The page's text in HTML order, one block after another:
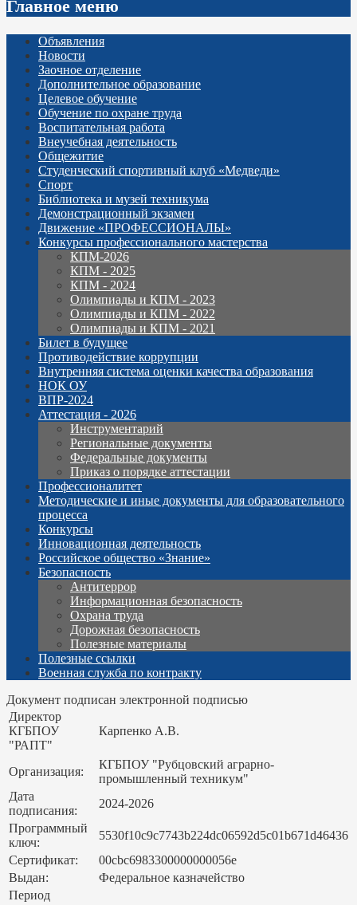
Главное меню
Объявления
Новости
Заочное отделение
Дополнительное образование
Целевое обучение
Обучение по охране труда
Воспитательная работа
Внеучебная деятельность
Общежитие
Студенческий спортивный клуб «Медведи»
Спорт
Библиотека и музей техникума
Демонстрационный экзамен
Движение «ПРОФЕССИОНАЛЫ»
Конкурсы профессионального мастерства
КПМ-2026
КПМ - 2025
КПМ - 2024
Олимпиады и КПМ - 2023
Олимпиады и КПМ - 2022
Олимпиады и КПМ - 2021
Билет в будущее
Противодействие коррупции
Внутренняя система оценки качества образования
НОК ОУ
ВПР-2024
Аттестация - 2026
Инструментарий
Региональные документы
Федеральные документы
Приказ о порядке аттестации
Профессионалитет
Методические и иные документы для образовательного
процесса
Конкурсы
Инновационная деятельность
Российское общество «Знание»
Безопасность
Антитеррор
Информационная безопасность
Охрана труда
Дорожная безопасность
Полезные материалы
Полезные ссылки
Военная служба по контракту
Документ подписан электронной подписью
Директор
КГБПОУ
"РАПТ"
Карпенко А.В.
Организация:
КГБПОУ "Рубцовский аграрно-
промышленный техникум"
Дата
подписания:
2024-2026
Программный
ключ:
5530f10c9c7743b224dc06592d5c01b671d46436
Сертификат:
00cbc6983300000000056e
Выдан:
Федеральное казначейство
Период